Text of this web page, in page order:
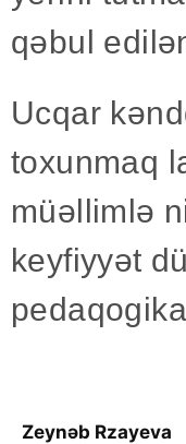
qəbul
Ucqar
toxunmaq
müəllimlə
keyfiyyət
Zeynəb Rzayeva